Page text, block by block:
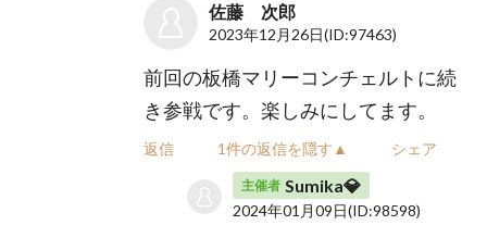
佐藤 次郎
2023年12月26日(ID:97463)
前回の板橋マリーコンチェルトに続
き参戦です。楽しみにしてます。
返信 1件の返信を隠す▲ シェア
主催者 Sumika💎
2024年01月09日(ID:98598)